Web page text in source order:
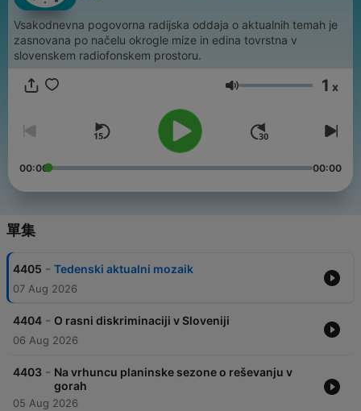
Vsakodnevna pogovorna radijska oddaja o aktualnih temah je
zasnovana po načelu okrogle mize in edina tovrstna v
slovenskem radiofonskem prostoru.
音量 1 x
00:00 00:00
單集
4405 - Tedenski aktualni mozaik
07 Aug 2026
4404 - O rasni diskriminaciji v Sloveniji
06 Aug 2026
4403 - Na vrhuncu planinske sezone o reševanju v
gorah
05 Aug 2026